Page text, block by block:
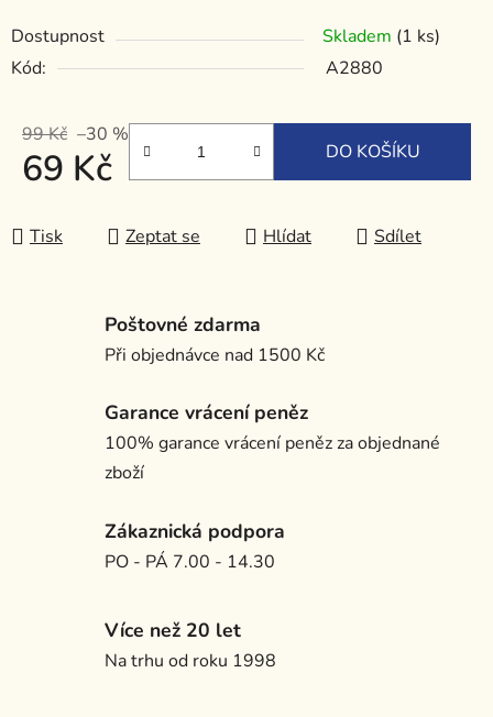
Dostupnost Skladem (1 ks)
Kód:
A2880
99 Kč –30 %
69 Kč DO KOŠÍKU
Tisk Zeptat se Hlídat Sdílet
Poštovné zdarma
Při objednávce nad 1500 Kč
Garance vrácení peněz
100% garance vrácení peněz za objednané
zboží
Zákaznická podpora
PO - PÁ 7.00 - 14.30
Více než 20 let
Na trhu od roku 1998